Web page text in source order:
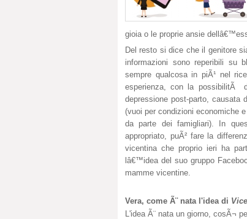
gioia o le proprie ansie
Del resto si dice che il genitore
informazioni sono reperibili su
sempre qualcosa in piÃ¹ nel
esperienza, con la possibilitÃ
depressione post-parto, causata
(vuoi per condizioni economiche
da parte dei famigliari). In
appropriato, puÃ² fare la
vicentina che proprio ieri ha
lâ€™idea del suo gruppo
mamme vicentine.
Vera, come Ã¨ nata l'idea di
L'idea Ã¨ nata un giorno, cosÃ¬